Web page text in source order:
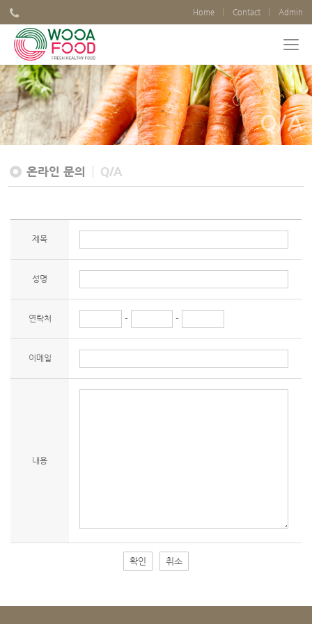
Home Contact Admin
Q/A
온라인 문의 Q/A
제목
성명
연락처 - -
이메일
내용
확인 취소